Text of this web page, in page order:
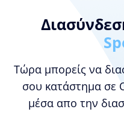
Τώρα μπορείς να
σου κατάστημα σε
μέσα απο την